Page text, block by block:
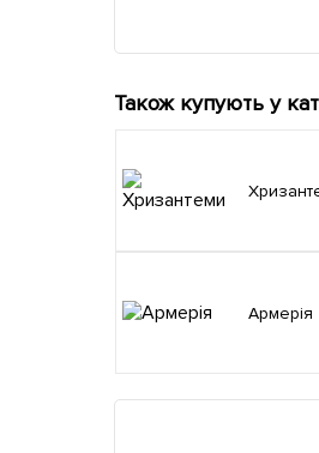
Також купують у
Армерія